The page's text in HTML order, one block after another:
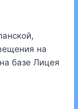
на
базе Лицея